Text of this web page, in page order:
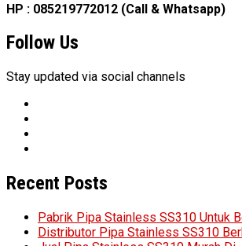
HP : 085219772012 (Call & Whatsapp)
Follow Us
Stay updated via social channels
Recent Posts
Pabrik Pipa Stainless SS310 Untuk
Distributor Pipa Stainless SS310